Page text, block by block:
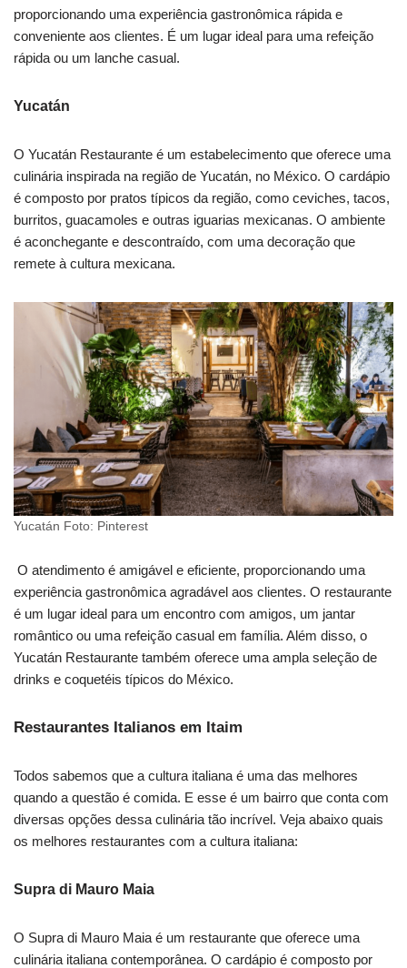
proporcionando uma experiência gastronômica rápida e
conveniente aos clientes. É um lugar ideal para uma refeição
rápida ou um lanche casual.
Yucatán
O Yucatán Restaurante é um estabelecimento que oferece uma
culinária inspirada na região de Yucatán, no México. O cardápio
é composto por pratos típicos da região, como ceviches, tacos,
burritos, guacamoles e outras iguarias mexicanas. O ambiente
é aconchegante e descontraído, com uma decoração que
remete à cultura mexicana.
Yucatán Foto: Pinterest
O atendimento é amigável e eficiente, proporcionando uma
experiência gastronômica agradável aos clientes. O restaurante
é um lugar ideal para um encontro com amigos, um jantar
romântico ou uma refeição casual em família. Além disso, o
Yucatán Restaurante também oferece uma ampla seleção de
drinks e coquetéis típicos do México.
Restaurantes Italianos em Itaim
Todos sabemos que a cultura italiana é uma das melhores
quando a questão é comida. E esse é um bairro que conta com
diversas opções dessa culinária tão incrível. Veja abaixo quais
os melhores restaurantes com a cultura italiana:
Supra di Mauro Maia
O Supra di Mauro Maia é um restaurante que oferece uma
culinária italiana contemporânea. O cardápio é composto por